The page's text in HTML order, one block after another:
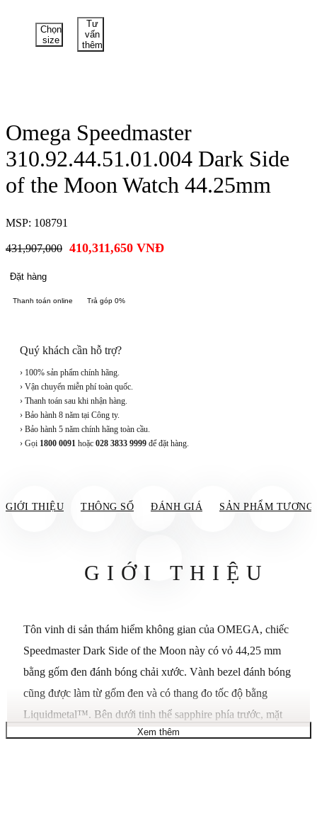
Chọn
size
Tư
vấn
thêm
Omega Speedmaster
310.92.44.51.01.004 Dark Side
of the Moon Watch 44.25mm
MSP: 108791
431,907,000 410,311,650 VNĐ
Đặt hàng
Thanh toán online Trả góp 0%
Quý khách cần hỗ trợ?
› 100% sản phẩm chính hãng.
› Vận chuyển miễn phí toàn quốc.
› Thanh toán sau khi nhận hàng.
› Bảo hành 8 năm tại Công ty.
› Bảo hành 5 năm chính hãng toàn cầu.
› Gọi 1800 0091 hoặc 028 3833 9999 để đặt hàng.
GIỚI THIỆU THÔNG SỐ ĐÁNH GIÁ SẢN PHẨM TƯƠNG
GIỚI THIỆU
Tôn vinh di sản thám hiểm không gian của OMEGA, chiếc
Speedmaster Dark Side of the Moon này có vỏ 44,25 mm
bằng gốm đen đánh bóng chải xước. Vành bezel đánh bóng
cũng được làm từ gốm đen và có thang đo tốc độ bằng
Liquidmetal™. Bên dưới tinh thể sapphire phía trước, mặt
số gốm đánh bóng bao gồm màn hình hiển thị giây nhỏ ở vị
Xem thêm